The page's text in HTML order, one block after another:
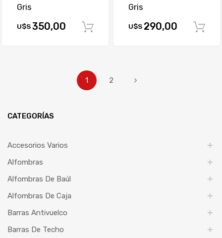
Gris
U$S350,00 Comprar
Gris
U$S 290,00
1 2
CATEGORÍAS
Accesorios Varios
Alfombras
Alfombras De Baúl
Alfombras De Caja
Barras Antivuelco
Barras De Techo